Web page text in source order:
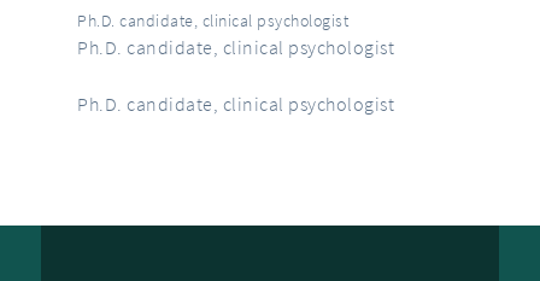
Ph.D. candidate, clinical psychologist
Ph.D. candidate, clinical psychologist
Ph.D. candidate, clinical psychologist